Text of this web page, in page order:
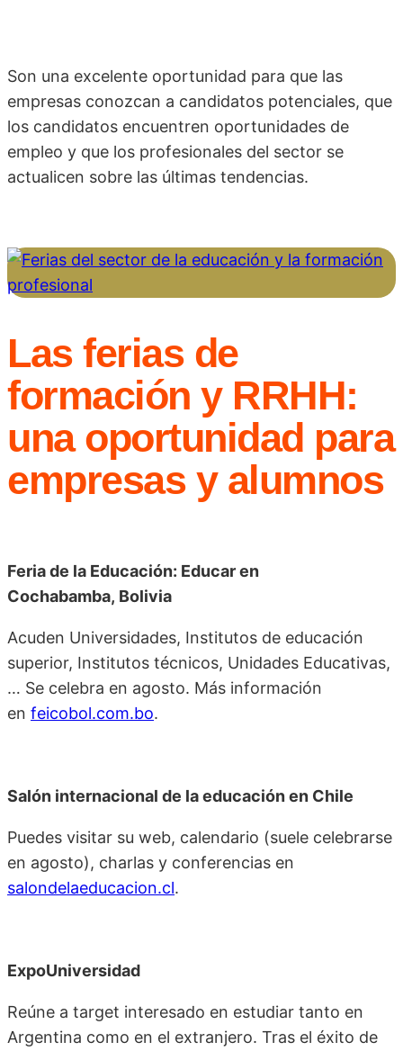
Son una excelente oportunidad para que las
empresas conozcan a candidatos potenciales, que
los candidatos encuentren oportunidades de
empleo y que los profesionales del sector se
actualicen sobre las últimas tendencias.
Las ferias de
formación y RRHH:
una oportunidad para
empresas y alumnos
Feria de la Educación: Educar en
Cochabamba, Bolivia
Acuden Universidades, Institutos de educación
superior, Institutos técnicos, Unidades Educativas,
… Se celebra en agosto. Más información
en feicobol.com.bo.
Salón internacional de la educación en Chile
Puedes visitar su web, calendario (suele celebrarse
en agosto), charlas y conferencias en
salondelaeducacion.cl.
ExpoUniversidad
Reúne a target interesado en estudiar tanto en
Argentina como en el extranjero. Tras el éxito de